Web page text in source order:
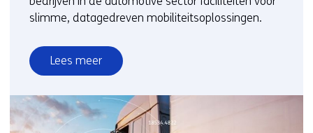
slimme, datagedreven mobiliteitsoplossingen.
Lees meer
over
Opening
van
MARQ: